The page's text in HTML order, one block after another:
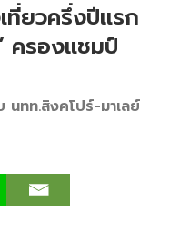
ที่ยวครึ่งปีแรก
ครองแชมป์
ทท.สิงคโปร์-มาเลย์